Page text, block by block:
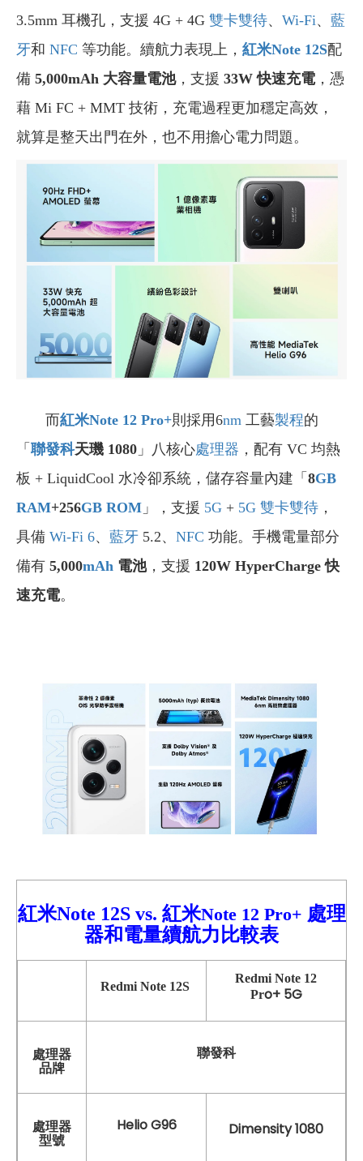
3.5mm 耳機孔，支援 4G + 4G 雙卡雙待、 Wi-Fi、 藍
牙和 NFC 等功能。續航力表現上， 紅米Note 12S配
備 5,000mAh 大容量電池，支援 33W 快速充電，憑
藉 Mi FC + MMT 技術，充電過程更加穩定高效，
就算是整天出門在外，也不用擔心電力問題。
而紅米Note 12 Pro+則採用6nm 工藝製程的
「 聯發科天璣 1080 」八核心處理器 ， 配有 VC 均熱
板 + LiquidCool 水冷卻系統，儲存容量內建「 8GB
RAM+256GB ROM 」 ，支援 5G + 5G 雙卡雙待 ，
具備 Wi-Fi 6、 藍牙 5.2、 NFC 功能。手機電量部分
備有 5,000mAh 電池 ，支援 120W HyperCharge 快
速充電。
紅米Note 12S vs. 紅米Note 12 Pro+ 處理
器和電量續航力比較表
Redmi Note 12S
Redmi Note 12
Pro+5G
處理器
品牌
聯發科
處理器
型號
Helio G96 Dimensity 1080